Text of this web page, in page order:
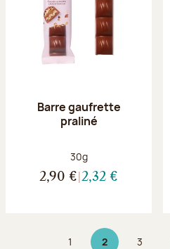
Barre gaufrette
praliné
Poids net :
30g
2,90 € 2,32 €
1 2 3